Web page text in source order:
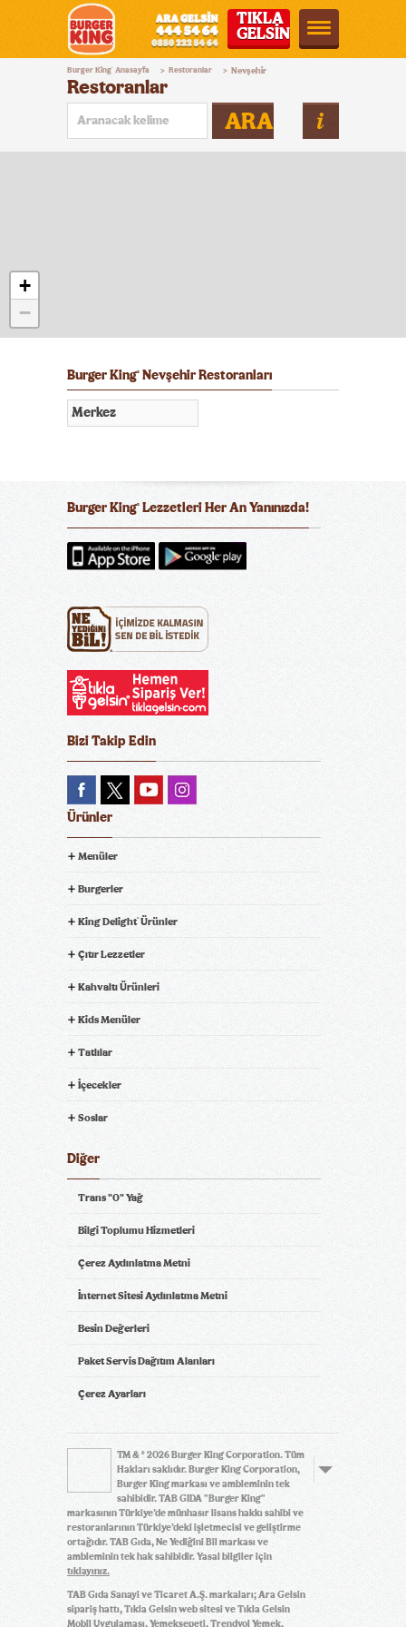
Burger
King®
Türkiye
TIKLA
GELSİN
Burger King® Anasayfa > Restoranlar > Nevşehir
Restoranlar
ARA
+
−
Burger King® Nevşehir Restoranları
Merkez
Burger King® Lezzetleri Her An Yanınızda!
Bizi Takip Edin
Ürünler
Menüler
Burgerler
King Delight® Ürünler
Çıtır Lezzetler
Kahvaltı Ürünleri
Kids Menüler
Tatlılar
İçecekler
Soslar
Diğer
Trans "0" Yağ
Bilgi Toplumu Hizmetleri
Çerez Aydınlatma Metni
İnternet Sitesi Aydınlatma Metni
Besin Değerleri
Paket Servis Dağıtım Alanları
Çerez Ayarları
TM & © 2026 Burger King Corporation. Tüm
Hakları saklıdır. Burger King Corporation,
Burger King markası ve ambleminin tek
sahibidir. TAB GIDA "Burger King"
markasının Türkiye’de münhasır lisans hakkı sahibi ve
restoranlarının Türkiye’deki işletmecisi ve geliştirme
ortağıdır. TAB Gıda, Ne Yediğini Bil markası ve
ambleminin tek hak sahibidir. Yasal bilgiler için
tıklayınız.
TAB Gıda Sanayi ve Ticaret A.Ş. markaları; Ara Gelsin
sipariş hattı, Tıkla Gelsin web sitesi ve Tıkla Gelsin
Mobil Uygulaması, Yemeksepeti, Trendyol Yemek,